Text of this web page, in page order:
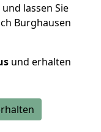
lassen Sie
Burghausen
und erhalten